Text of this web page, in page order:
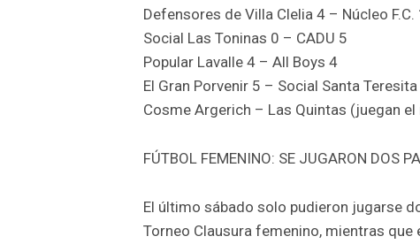
Defensores de Villa Clelia 4 – Núcleo F.C.
Social Las Toninas 0 – CADU 5
Popular Lavalle 4 – All Boys 4
El Gran Porvenir 5 – Social Santa Teresita
Cosme Argerich – Las Quintas (juegan
FÚTBOL FEMENINO: SE JUGARON DOS
El último sábado solo pudieron jugarse
Torneo Clausura femenino, mientras